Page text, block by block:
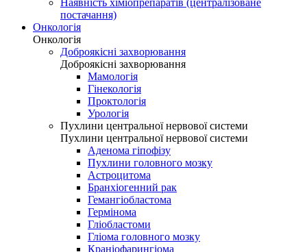
Наявність хіміопрепаратів (централізоване
постачання)
Онкологія
Онкологія
Доброякісні захворювання
Доброякісні захворювання
Мамологія
Гінекологія
Проктологія
Урологія
Пухлини центральної нервової системи
Пухлини центральної нервової системи
Аденома гіпофізу
Пухлини головного мозку
Астроцитома
Бранхіогенний рак
Гемангіобластома
Гермінома
Гліобластоми
Гліома головного мозку
Краніофарингіома